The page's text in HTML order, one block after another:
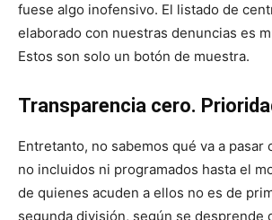
fuese algo inofensivo. El listado de
elaborado con nuestras denuncias es
Estos son solo un botón de muestra.
Transparencia cero.
Entretanto, no sabemos qué va a pasar
no incluidos ni programados hasta el
de quienes acuden a ellos no es de
segunda división, según se desprende